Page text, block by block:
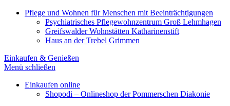
Pflege und Wohnen für Menschen mit Beeinträchtigungen
Psychiatrisches Pflegewohnzentrum Groß Lehmhagen
Greifswalder Wohnstätten Katharinenstift
Haus an der Trebel Grimmen
Einkaufen & Genießen
Menü schließen
Einkaufen online
Shopodi – Onlineshop der Pommerschen Diakonie